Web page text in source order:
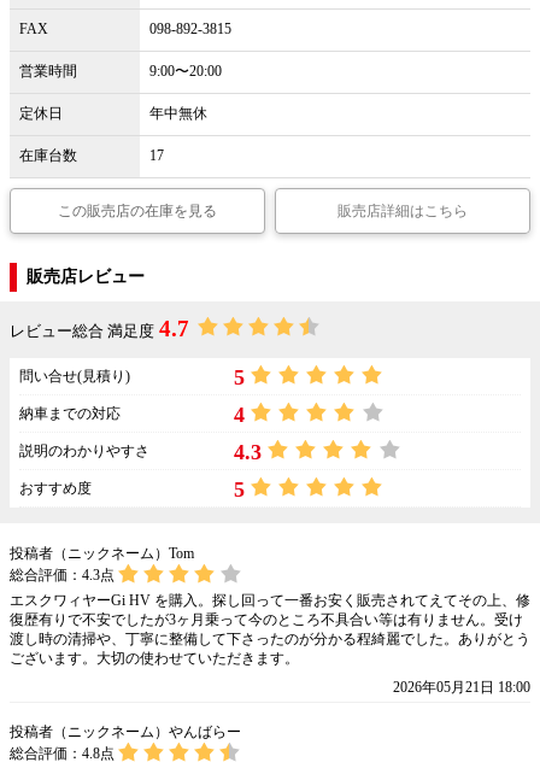
FAX 098-892-3815
営業時間 9:00〜20:00
定休日 年中無休
在庫台数 17
この販売店の在庫を見る 販売店詳細はこちら
販売店レビュー
レビュー総合 満足度 4.7
問い合せ(見積り) 5
納車までの対応 4
説明のわかりやすさ 4.3
おすすめ度 5
投稿者（ニックネーム）Tom
総合評価： 4.3点
エスクワィヤーGi HV を購入。探し回って一番お安く販売されてえてその上、修
復歴有りで不安でしたが3ヶ月乗って今のところ不具合い等は有りません。受け
渡し時の清掃や、丁寧に整備して下さったのが分かる程綺麗でした。ありがとう
ございます。大切の使わせていただきます。
2026年05月21日 18:00
投稿者（ニックネーム）やんばらー
総合評価： 4.8点